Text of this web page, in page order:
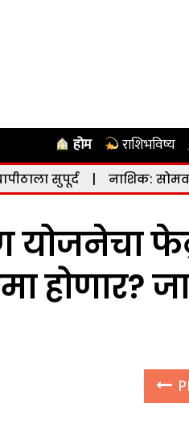
होम राशिभविष्य
| नाशिक: सोमवारी (दि. १०)
होणार?